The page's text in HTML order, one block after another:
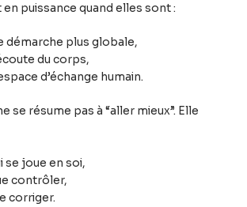
en puissance quand elles sont :
démarche plus globale,
du corps,
d’échange humain.
se résume pas à “aller mieux”. Elle
se joue en soi,
contrôler,
corriger.